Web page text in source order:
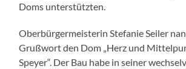
Doms unterstützten.
Oberbürgermeisterin Stefanie Seiler
Grußwort den Dom „Herz und
Speyer“. Der Bau habe in seiner